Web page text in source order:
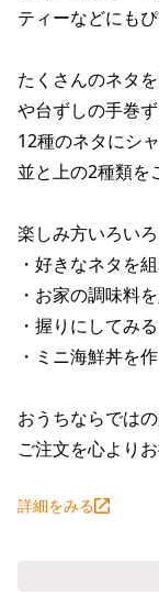
せんと
や台や
海老どて食
華花
財政状況
IRライブラ
IRライ
決算短信
株主通信
株主総
その他IR
適時開示
IRカレン
株価情報
株主優待
電子公告
FAQ
IRお問い合
ご意見・
サイトマップ
ティーなどにも
たくさんのネタ
や台ずしの手巻ず
12種のネタにシ
並と上の2種類を
楽しみ方いろい
・好きなネタを
・お家の調味料
・握りにしてみる
・ミニ海鮮丼を
おうちならでは
ご注文を心より
詳細をみる